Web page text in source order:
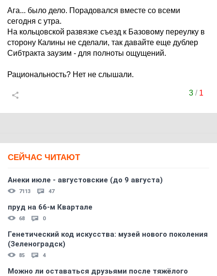
Ага... было дело. Порадовался вместе со всеми
сегодня с утра.
На кольцовской развязке съезд к Базовому переулку в
сторону Калины не сделали, так давайте еще дублер
Сибтракта заузим - для полноты ощущений.
Рациональность? Нет не слышали.
3/ 1
СЕЙЧАС ЧИТАЮТ
Анеки июле - августовские (до 9 августа)
7113 47
пруд на 66-м Квартале
68 0
Генетический код искусства: музей нового поколения
(Зеленоградск)
85 4
Можно ли оставаться друзьями после тяжёлого